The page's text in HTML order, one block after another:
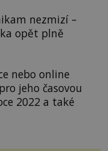
nezmizí –
opět plně
nebo online
jeho časovou
2022 a také